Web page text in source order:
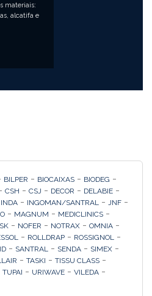
materiais:
alcatifa e
BILPER - BIOCAIXAS - BIODEG -
CSH - CSJ - DECOR - DELABIE -
INDA - INGOMAN/SANTRAL - JNF -
- MAGNUM - MEDICLINICS -
- NOFER - NOTRAX - OMNIA -
- ROLLDRAP - ROSSIGNOL -
- SANTRAL - SENDA - SIMEX -
- TASKI - TISSU CLASS -
TUPAI - URIWAVE - VILEDA -